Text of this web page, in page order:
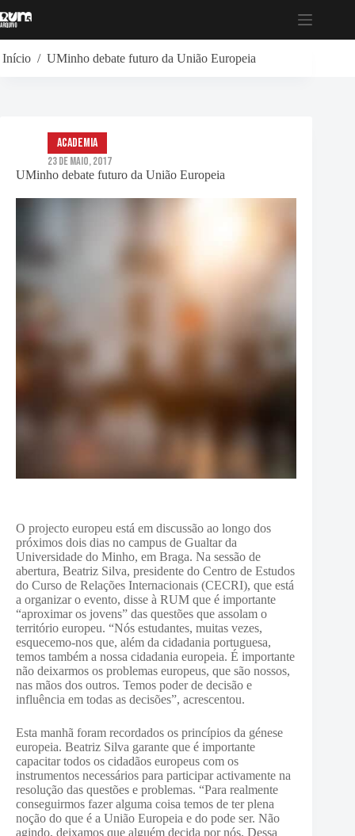
para
Início / UMinho debate futuro da União Europeia
UMinho debate futuro da União Europeia
Academia
23 de Maio, 2017
O projecto europeu está em discussão ao longo dos
próximos dois dias no campus de Gualtar da
Universidade do Minho, em Braga. Na sessão de
abertura, Beatriz Silva, presidente do Centro de Estudos
do Curso de Relações Internacionais (CECRI), que está
a organizar o evento, disse à RUM que é importante
“aproximar os jovens” das questões que assolam o
território europeu. “Nós estudantes, muitas vezes,
esquecemo-nos que, além da cidadania portuguesa,
temos também a nossa cidadania europeia. É importante
não deixarmos os problemas europeus, que são nossos,
nas mãos dos outros. Temos poder de decisão e
influência em todas as decisões”, acrescentou.
Esta manhã foram recordados os princípios da génese
europeia. Beatriz Silva garante que é importante
capacitar todos os cidadãos europeus com os
instrumentos necessários para participar activamente na
resolução das questões e problemas. “Para realmente
conseguirmos fazer alguma coisa temos de ter plena
noção do que é a União Europeia e do pode ser. Não
agindo, deixamos que alguém decida por nós. Dessa